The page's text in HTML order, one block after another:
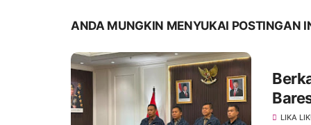
ANDA MUNGKIN MENYUKAI POSTINGAN
LIKA